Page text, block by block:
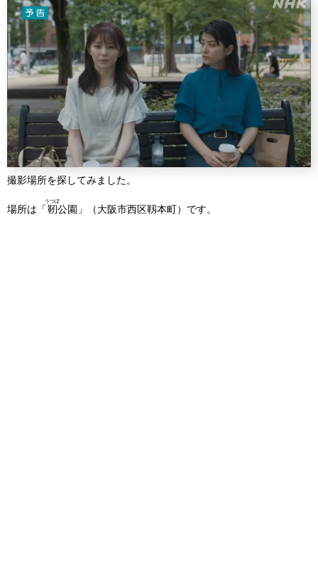
撮影場所を探してみました。
場所は「靭
うつぼ
公園」（大阪市西区靱本町）です。